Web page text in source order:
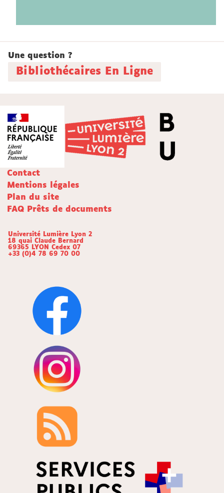
Une question ?
Bibliothécaires En Ligne
Contact
Mentions légales
Plan du site
FAQ Prêts de documents
Université Lumière Lyon 2
18 quai Claude Bernard
69365 LYON Cedex 07
+33 (0)4 78 69 70 00